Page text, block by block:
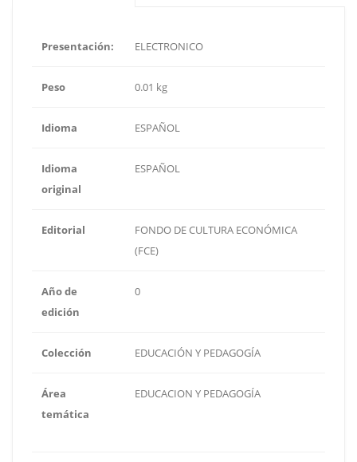
Presentación: ELECTRONICO
Peso 0.01 kg
Idioma ESPAÑOL
Idioma
original
ESPAÑOL
Editorial
FONDO DE CULTURA ECONÓMICA
(FCE)
Año de
edición
0
Colección EDUCACIÓN Y PEDAGOGÍA
Área
temática
EDUCACION Y PEDAGOGÍA